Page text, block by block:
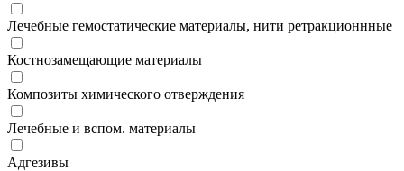
Лечебные гемостатические материалы, нити ретракционнные
Костнозамещающие материалы
Композиты химического отверждения
Лечебные и вспом. материалы
Адгезивы